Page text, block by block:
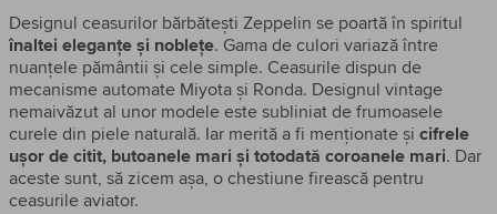
Designul ceasurilor bărbătești Zeppelin se poartă în spiritul
înaltei eleganțe și noblețe. Gama de culori variază între
nuanțele pământii și cele simple. Ceasurile dispun de
mecanisme automate Miyota și Ronda. Designul vintage
nemaivăzut al unor modele este subliniat de frumoasele
curele din piele naturală. Iar merită a fi menționate și cifrele
ușor de citit, butoanele mari și totodată coroanele mari. Dar
aceste sunt, să zicem așa, o chestiune firească pentru
ceasurile aviator.